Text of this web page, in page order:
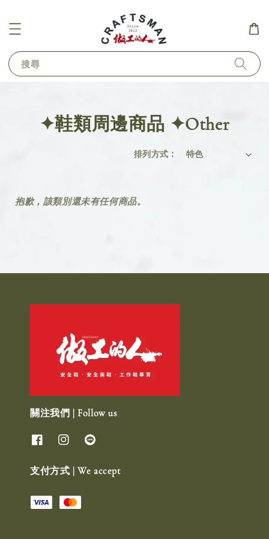
搜尋
✦鞋類周邊商品 ✦Other
排列方式 :
抱歉，該類別還未有任何商品。
關注我們 | Follow us
支付方式 | We accept